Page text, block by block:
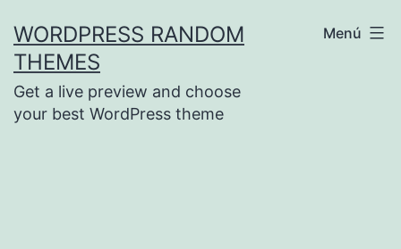
contenido
WORDPRESS RANDOM
THEMES
Get a live preview and choose
your best WordPress theme
Menú